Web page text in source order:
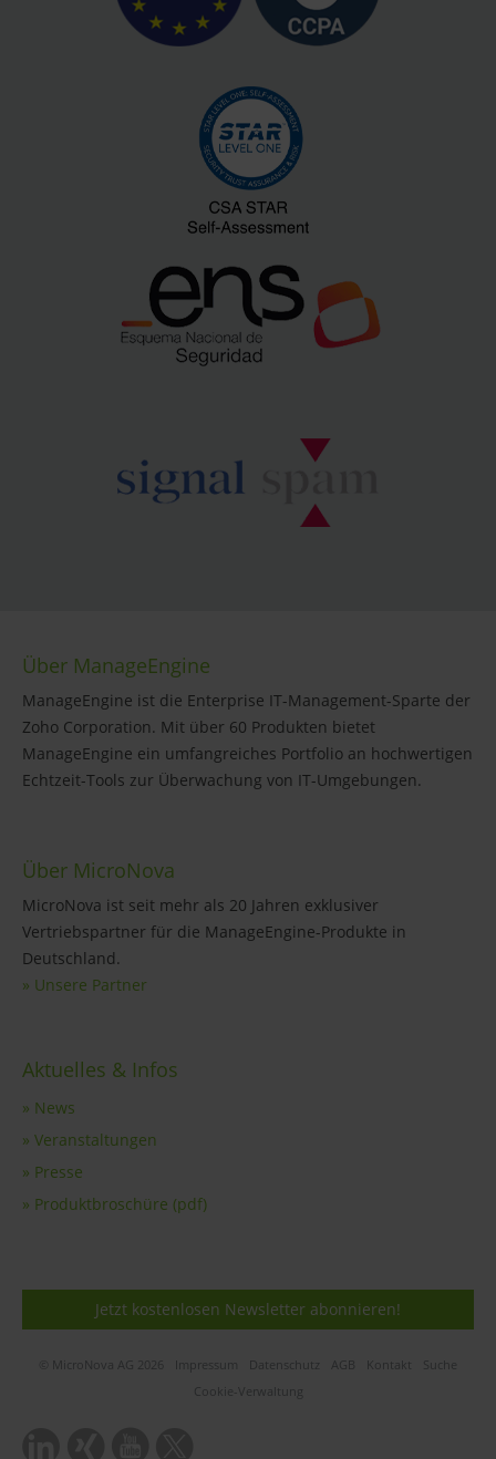
Über ManageEngine
ManageEngine ist die Enterprise IT-Management-Sparte der
Zoho Corporation. Mit über 60 Produkten bietet
ManageEngine ein umfangreiches Portfolio an hochwertigen
Echtzeit-Tools zur Überwachung von IT-Umgebungen.
Über MicroNova
MicroNova ist seit mehr als 20 Jahren exklusiver
Vertriebspartner für die ManageEngine-Produkte in
Deutschland.
» Unsere Partner
Aktuelles & Infos
» News
» Veranstaltungen
» Presse
» Produktbroschüre (pdf)
Jetzt kostenlosen Newsletter abonnieren!
© MicroNova AG 2026 Impressum Datenschutz AGB Kontakt
Suche
Cookie-Verwaltung